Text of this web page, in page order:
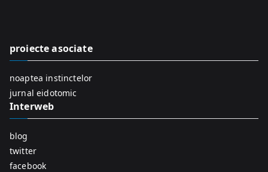
o
proiecte asociate
noaptea instinctelor
jurnal eidotomic
Interweb
blog
twitter
facebook